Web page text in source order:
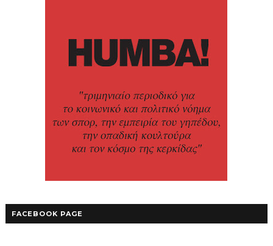
FACEBOOK PAGE